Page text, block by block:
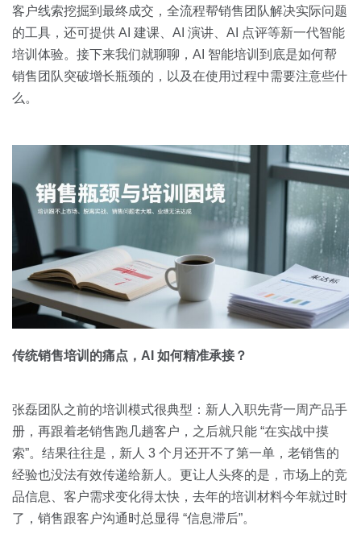
交易跟进
培训辅导
客户线索挖掘到最终成交，全流程帮销售团队解决实际问题
的工具，还可提供 AI 建课、AI 演讲、AI 点评等新一代智能
培训体验。接下来我们就聊聊，AI 智能培训到底是如何帮
销售团队突破增长瓶颈的，以及在使用过程中需要注意些什
么。
传统销售培训的痛点，AI 如何精准承接？
张磊团队之前的培训模式很典型：新人入职先背一周产品手
册，再跟着老销售跑几趟客户，之后就只能 “在实战中摸
索”。结果往往是，新人 3 个月还开不了第一单，老销售的
经验也没法有效传递给新人。更让人头疼的是，市场上的竞
品信息、客户需求变化得太快，去年的培训材料今年就过时
了，销售跟客户沟通时总显得 “信息滞后”。